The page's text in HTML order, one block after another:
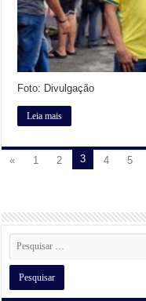
Foto: Divulgação
Leia mais
« 1 2 3 4 5